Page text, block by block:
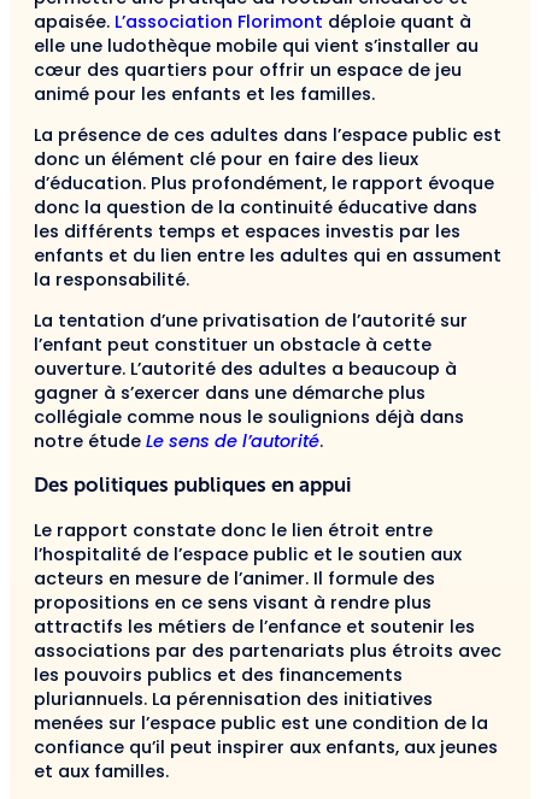
apaisée. L’association Florimont déploie quant à
elle une ludothèque mobile qui vient s’installer au
cœur des quartiers pour offrir un espace de jeu
animé pour les enfants et les familles.
La présence de ces adultes dans l’espace public est
donc un élément clé pour en faire des lieux
d’éducation. Plus profondément, le rapport évoque
donc la question de la continuité éducative dans
les différents temps et espaces investis par les
enfants et du lien entre les adultes qui en assument
la responsabilité.
La tentation d’une privatisation de l’autorité sur
l’enfant peut constituer un obstacle à cette
ouverture. L’autorité des adultes a beaucoup à
gagner à s’exercer dans une démarche plus
collégiale comme nous le soulignions déjà dans
notre étude Le sens de l’autorité.
Des politiques publiques en appui
Le rapport constate donc le lien étroit entre
l’hospitalité de l’espace public et le soutien aux
acteurs en mesure de l’animer. Il formule des
propositions en ce sens visant à rendre plus
attractifs les métiers de l’enfance et soutenir les
associations par des partenariats plus étroits avec
les pouvoirs publics et des financements
pluriannuels. La pérennisation des initiatives
menées sur l’espace public est une condition de la
confiance qu’il peut inspirer aux enfants, aux jeunes
et aux familles.